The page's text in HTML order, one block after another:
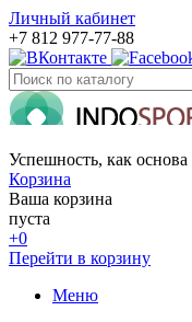
Личный кабинет
+7 812 977-77-88
Успешность, как
Корзина
Ваша корзина
пуста
+0
Перейти в корзину
Меню